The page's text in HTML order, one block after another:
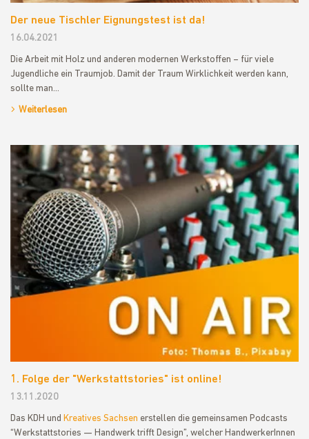
Der neue Tischler Eignungstest ist da!
16.04.2021
Die Arbeit mit Holz und anderen modernen Werkstoffen – für viele
Jugendliche ein Traumjob. Damit der Traum Wirklichkeit werden kann,
sollte man…
Weiterlesen
1. Folge der "Werkstattstories" ist online!
13.11.2020
Das KDH und Kreatives Sachsen erstellen die gemeinsamen Podcasts
“Werkstattstories — Handwerk trifft Design”, welcher HandwerkerInnen